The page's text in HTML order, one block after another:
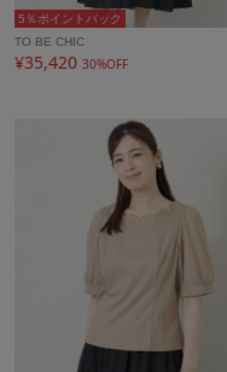
5％ポイントバック
TO BE CHIC
¥35,420 30%OFF